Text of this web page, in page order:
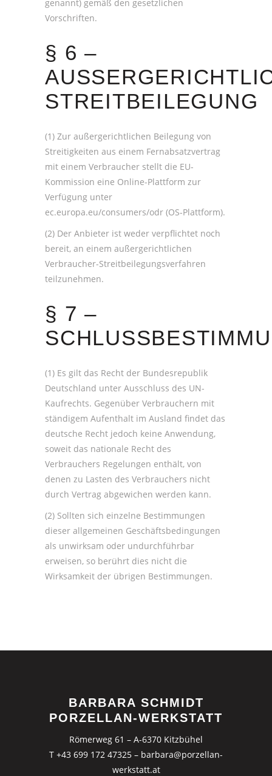
genannt) gemäß den gesetzlichen
Vorschriften.
§ 6 –
TREITBEILEGUNG
(1) Zur außergerichtlichen Beilegung von
Streitigkeiten aus einem Fernabsatzvertrag
mit einem Verbraucher stellt die EU-
Kommission eine Online-Plattform zur
Verfügung unter
ec.europa.eu/consumers/odr (OS-Plattform).
(2) Der Anbieter ist weder verpflichtet noch
bereit, an einem außergerichtlichen
Verbraucher-Streitbeilegungsverfahren
teilzunehmen.
§ 7 –
(1) Es gilt das Recht der Bundesrepublik
Deutschland unter Ausschluss des UN-
Kaufrechts. Gegenüber Verbrauchern mit
ständigem Aufenthalt im Ausland findet das
deutsche Recht jedoch keine Anwendung,
soweit das nationale Recht des
Verbrauchers Regelungen enthält, von
denen zu Lasten des Verbrauchers nicht
durch Vertrag abgewichen werden kann.
(2) Sollten sich einzelne Bestimmungen
dieser allgemeinen Geschäftsbedingungen
als unwirksam oder undurchführbar
erweisen, so berührt dies nicht die
Wirksamkeit der übrigen Bestimmungen.
BARBARA SCHMIDT
PORZELLAN-WERKSTATT
Römerweg 61 – A-6370 Kitzbühel
T +43 699 172 47325 – barbara@porzellan-
werkstatt.at